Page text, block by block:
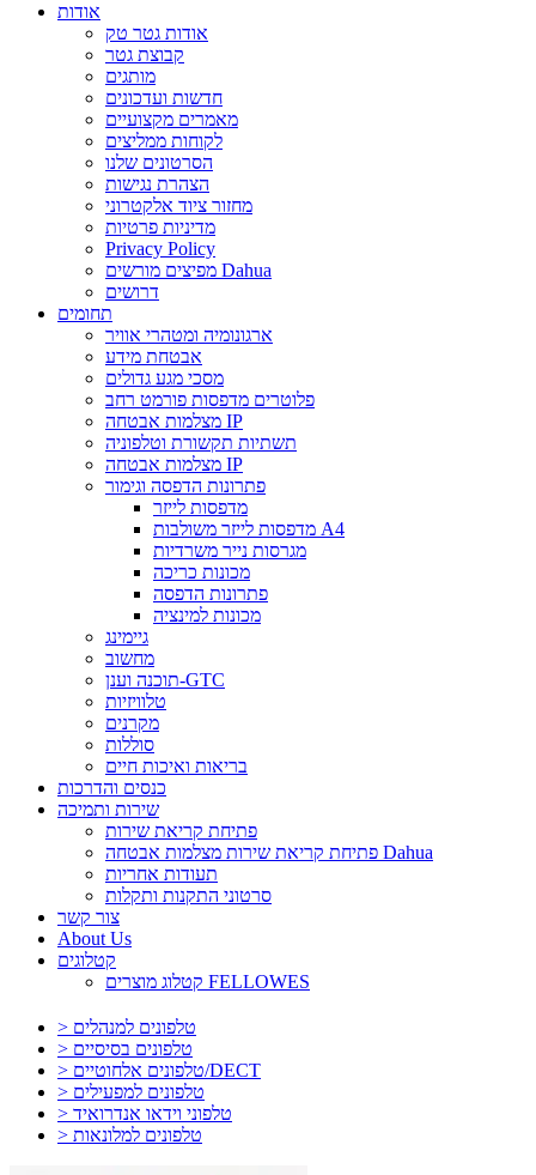
אודות
אודות גטר טק
קבוצת גטר
מותגים
חדשות ועדכונים
מאמרים מקצועיים
לקוחות ממליצים
הסרטונים שלנו
הצהרת נגישות
מחזור ציוד אלקטרוני
מדיניות פרטיות
Privacy Policy
מפיצים מורשים Dahua
דרושים
תחומים
ארגונומיה ומטהרי אוויר
אבטחת מידע
מסכי מגע גדולים
פלוטרים מדפסות פורמט רחב
מצלמות אבטחה IP
תשתיות תקשורת וטלפוניה
מצלמות אבטחה IP
פתרונות הדפסה וגימור
מדפסות לייזר
מדפסות לייזר משולבות A4
מגרסות נייר משרדיות
מכונות כריכה
פתרונות הדפסה
מכונות למינציה
גיימינג
מחשוב
תוכנה וענן-GTC
טלוויזיות
מקרנים
סוללות
בריאות ואיכות חיים
כנסים והדרכות
שירות ותמיכה
פתיחת קריאת שירות
פתיחת קריאת שירות מצלמות אבטחה Dahua
תעודות אחריות
סרטוני התקנות ותקלות
צור קשר
About Us
קטלוגים
קטלוג מוצרים FELLOWES
> טלפונים למנהלים
> טלפונים בסיסיים
> טלפונים אלחוטיים/DECT
> טלפונים למפעילים
> טלפוני וידאו אנדרואיד
> טלפונים למלונאות